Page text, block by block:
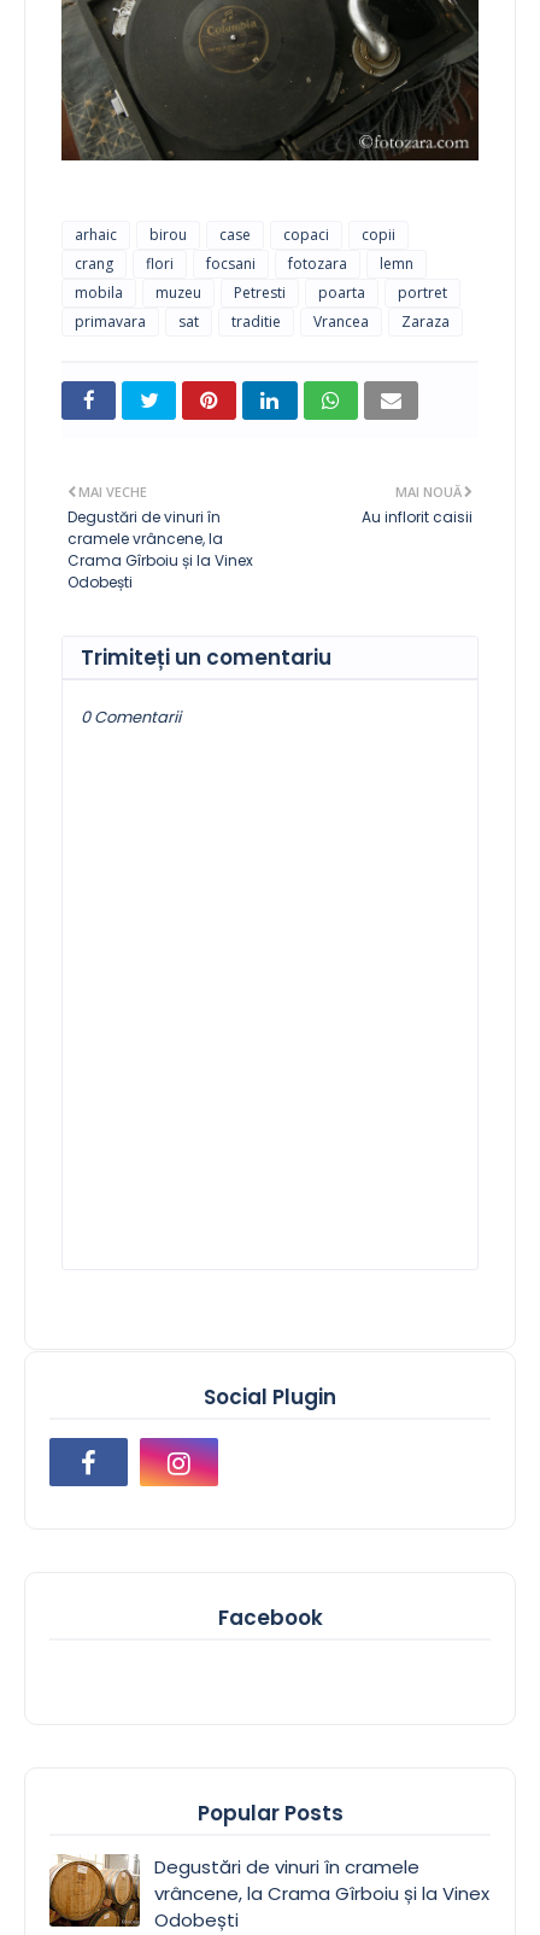
arhaic birou case copaci
copii
crang
flori focsani fotozara
lemn
mobila
muzeu Petresti poarta
portret
primavara
sat traditie Vrancea Zaraza
MAI NOUĂ
Au inflorit caisii
MAI VECHE
Degustări de vinuri în
cramele vrâncene, la
Crama Gîrboiu și la Vinex
Odobești
Trimiteți un comentariu
0 Comentarii
Social Plugin
Facebook
Popular Posts
Degustări de vinuri în cramele
vrâncene, la Crama Gîrboiu și la Vinex
Odobești